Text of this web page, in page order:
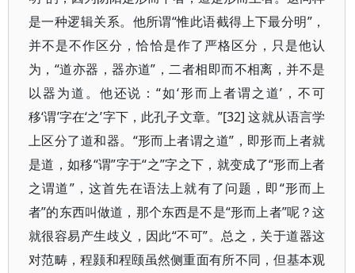
是一种逻辑关系。他所谓“惟此语截得上下最分明”，
并不是不作区分，恰恰是作了严格区分，只是他认
为，“道亦器，器亦道”，二者相即而不相离，并不是
以器为道。他还说：“如‘形而上者谓之道’，不可
移‘谓’字在‘之’字下，此孔子文章。”[32] 这就从语言学
上区分了道和器。“形而上者谓之道”，即形而上者就
是道，如移“谓”字于“之”字之下，就变成了“形而上者
之谓道”，这首先在语法上就有了问题，即“形而上
者”的东西叫做道，那个东西是不是“形而上者”呢？这
就很容易产生歧义，因此“不可”。总之，关于道器这
对范畴，程颢和程颐虽然侧重面有所不同，但基本观